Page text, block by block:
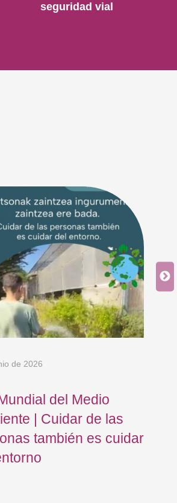
seguridad vial
de 2026
del Medio
| Cuidar de las
también es cuidar